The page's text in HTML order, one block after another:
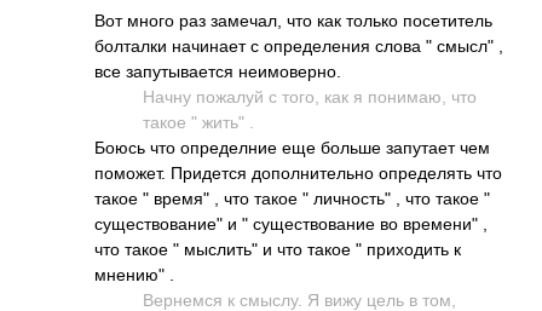
Вот много раз заме­чал, что как только посе­титель
болт­алки начи­нает с опре­деле­ния слова " смысл" ,
все запу­тыва­ется неим­овер­но.
Начну пожалуй с того, как я пони­маю, что
такое " жить" .
Боюсь что опре­делние еще больше запу­тает чем
помо­жет. Прид­ется допо­лнит­ельно опре­делять что
такое " время" , что такое " личность" , что такое "
существование" и " суще­ство­вание во времени" ,
что такое " мыслить" и что такое " прих­одить к
мнению" .
Верн­емся к смыслу. Я вижу цель в том,